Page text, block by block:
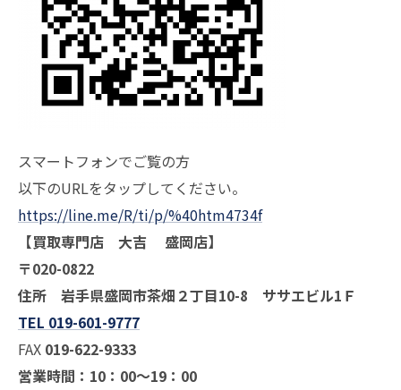
スマートフォンでご覧の方
以下のURLをタップしてください。
https://line.me/R/ti/p/%40htm4734f
【買取専門店 大吉 盛岡店】
〒020-0822
住所 岩手県盛岡市茶畑２丁目10-8 ササエビル1Ｆ
TEL 019-601-9777
FAX 019-622-9333
営業時間：10：00～19：00